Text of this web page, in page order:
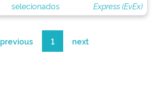
selecionados
Express (EvEx)
previous 1 next